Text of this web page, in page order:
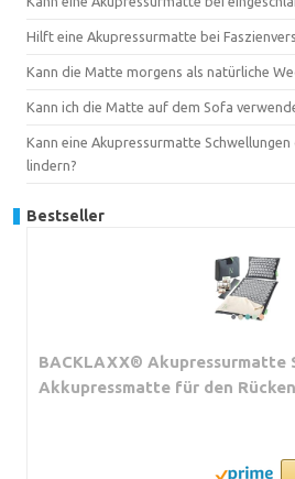
Hilft eine Akupressurmatte bei
Kann die Matte morgens als natürliche
Kann ich die Matte auf dem Sofa
Kann eine Akupressurmatte
lindern?
Bestseller
BACKLAXX® Akupressurmatte
Akkupressmatte für den Rücken